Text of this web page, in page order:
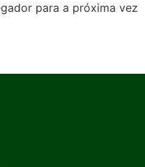
para a próxima vez